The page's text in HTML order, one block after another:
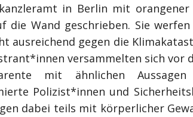
in Berlin mit
die Wand geschrieben. Sie
ausreichend gegen die
versammelten sich vor
mit ähnlichen
Polizist*innen und
dabei teils mit körperlicher